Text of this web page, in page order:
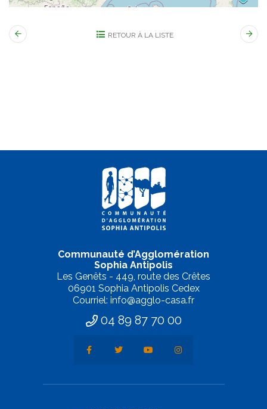
RETOUR À LA LISTE
Communauté d’Agglomération
Sophia Antipolis
Les Genêts - 449, route des Crêtes
06901 Sophia Antipolis Cedex
Courriel: info@agglo-casa.fr
04 89 87 70 00